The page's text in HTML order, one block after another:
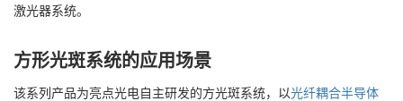
激光器系统。
方形光斑系统的应用场景
该系列产品为亮点光电自主研发的方光斑系统，以光纤耦合半导体